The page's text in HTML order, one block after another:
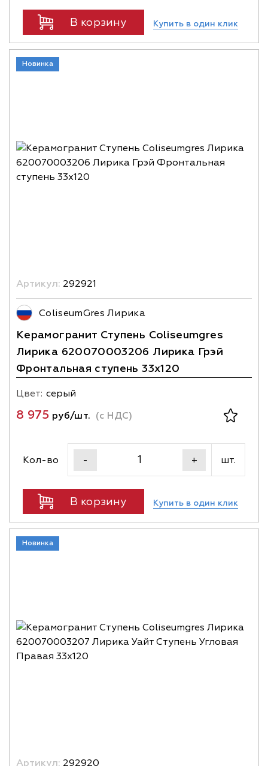
В корзину Купить в один клик
Новинка
Артикул: 292921
ColiseumGres Лирика
Керамогранит Ступень Coliseumgres
Лирика 620070003206 Лирика Грэй
Фронтальная ступень 33x120
Цвет: серый
8 975 руб/шт. (с НДС)
Кол-во - + шт.
В корзину Купить в один клик
Новинка
Артикул: 292920